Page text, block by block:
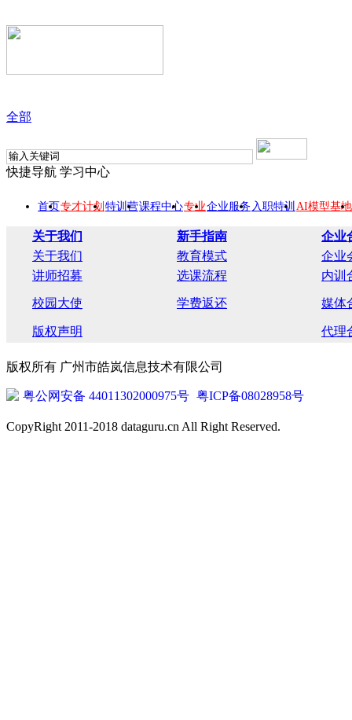
全部
快捷导航 学习中心
首页专才计划 特训营课程中心专业企业服务 入职特训 AI模型基地
关于我们 新手指南
企业
关于我们
教育模式
企业
讲师招募
选课流程 内训
校园大使 学费返还 媒体
版权声明 代理
版权所有 广州市皓岚信息技术有限公司
粤公网安备 44011302000975号 粤ICP备08028958号
CopyRight 2011-2018 dataguru.cn All Right Reserved.